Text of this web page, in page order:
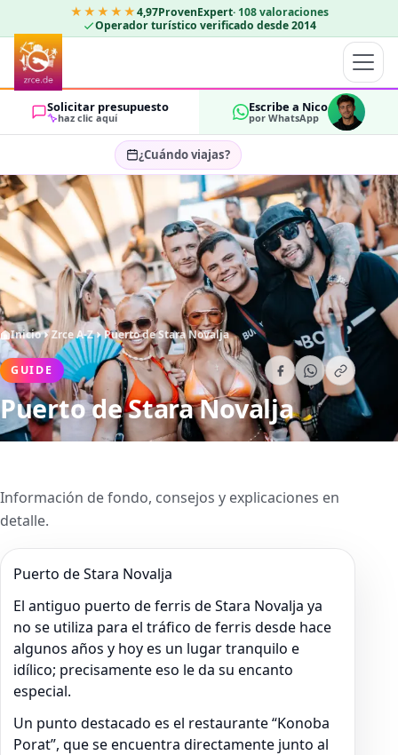
★★★★★4,97ProvenExpert· 108 valoraciones
Operador turístico verificado desde 2014
Solicitar presupuesto
haz clic aquí
Escribe a Nico
por WhatsApp
¿Cuándo viajas?
Seleccionar fechas…
HUÉSPEDES
2 OK
Inicio Zrce A-Z Puerto de Stara Novalja
GUIDE
Puerto de Stara Novalja
Información de fondo, consejos y explicaciones en
detalle.
Puerto de Stara Novalja
El antiguo puerto de ferris de Stara Novalja ya
no se utiliza para el tráfico de ferris desde hace
algunos años y hoy es un lugar tranquilo e
idílico; precisamente eso le da su encanto
especial.
Un punto destacado es el restaurante “Konoba
Porat”, que se encuentra directamente junto al